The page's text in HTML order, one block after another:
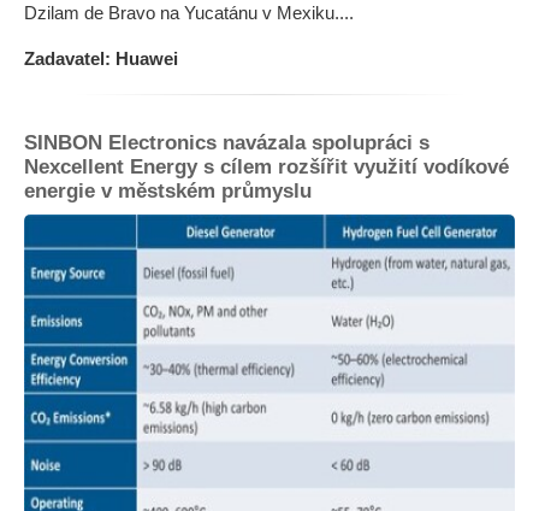
Dzilam de Bravo na Yucatánu v Mexiku....
Zadavatel: Huawei
SINBON Electronics navázala spolupráci s
Nexcellent Energy s cílem rozšířit využití vodíkové
energie v městském průmyslu